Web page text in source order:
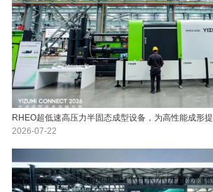
RHEO超低速高压力半固态成型设备，为高性能成形
2026-07-22